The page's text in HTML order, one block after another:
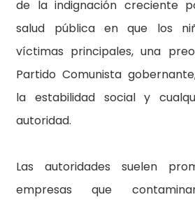
de la indignación creciente
salud pública en que los
víctimas principales, una
Partido Comunista
la estabilidad social y
autoridad.
Las autoridades suelen
empresas que